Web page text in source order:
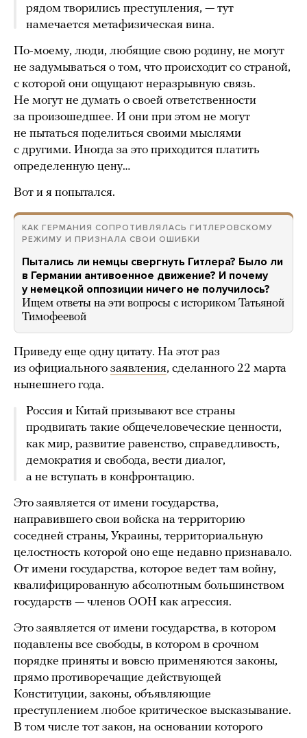
рядом творились преступления, — тут
намечается метафизическая вина.
По-моему, люди, любящие свою родину, не могут
не задумываться о том, что происходит со страной,
с которой они ощущают неразрывную связь.
Не могут не думать о своей ответственности
за произошедшее. И они при этом не могут
не пытаться поделиться своими мыслями
с другими. Иногда за это приходится платить
определенную цену…
Вот и я попытался.
КАК ГЕРМАНИЯ СОПРОТИВЛЯЛАСЬ ГИТЛЕРОВСКОМУ
РЕЖИМУ И ПРИЗНАЛА СВОИ ОШИБКИ
Пытались ли немцы свергнуть Гитлера? Было ли
в Германии антивоенное движение? И почему
у немецкой оппозиции ничего не получилось?
Ищем ответы на эти вопросы с историком Татьяной
Тимофеевой
Приведу еще одну цитату. На этот раз
из официального заявления, сделанного 22 марта
нынешнего года.
Россия и Китай призывают все страны
продвигать такие общечеловеческие ценности,
как мир, развитие равенство, справедливость,
демократия и свобода, вести диалог,
а не вступать в конфронтацию.
Это заявляется от имени государства,
направившего свои войска на территорию
соседней страны, Украины, территориальную
целостность которой оно еще недавно признавало.
От имени государства, которое ведет там войну,
квалифицированную абсолютным большинством
государств — членов ООН как агрессия.
Это заявляется от имени государства, в котором
подавлены все свободы, в котором в срочном
порядке приняты и вовсю применяются законы,
прямо противоречащие действующей
Конституции, законы, объявляющие
преступлением любое критическое высказывание.
В том числе тот закон, на основании которого